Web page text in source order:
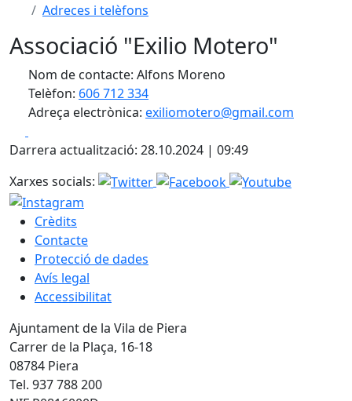
Adreces i telèfons
Associació "Exilio Motero"
Nom de contacte: Alfons Moreno
Telèfon: 606 712 334
Adreça electrònica: exiliomotero@gmail.com
Darrera actualització: 28.10.2024 | 09:49
Xarxes socials:
Crèdits
Contacte
Protecció de dades
Avís legal
Accessibilitat
Ajuntament de la Vila de Piera
Carrer de la Plaça, 16-18
08784 Piera
Tel. 937 788 200